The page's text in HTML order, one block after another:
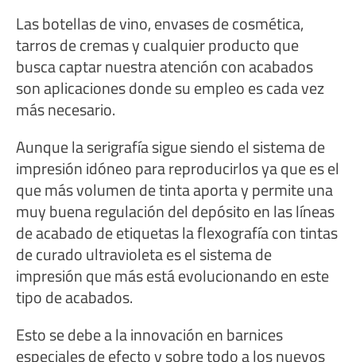
Las botellas de vino, envases de cosmética,
tarros de cremas y cualquier producto que
busca captar nuestra atención con acabados
son aplicaciones donde su empleo es cada vez
más necesario.
Aunque la serigrafía sigue siendo el sistema de
impresión idóneo para reproducirlos ya que es el
que más volumen de tinta aporta y permite una
muy buena regulación del depósito en las líneas
de acabado de etiquetas la flexografía con tintas
de curado ultravioleta es el sistema de
impresión que más está evolucionando en este
tipo de acabados.
Esto se debe a la innovación en barnices
especiales de efecto y sobre todo a los nuevos